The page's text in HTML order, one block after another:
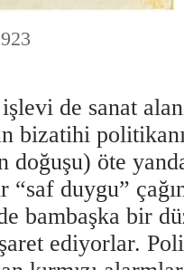
de sanat
bizatihi
öte
“saf duygu”
bambaşka bir
ediyorlar.